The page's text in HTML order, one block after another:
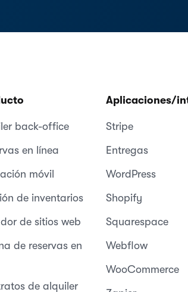
back-office
en línea
móvil
de inventarios
de sitios web
de reservas en
de alquiler
Aplicaciones/
Stripe
Entregas
WordPress
Shopify
Squarespace
Webflow
WooCommerce